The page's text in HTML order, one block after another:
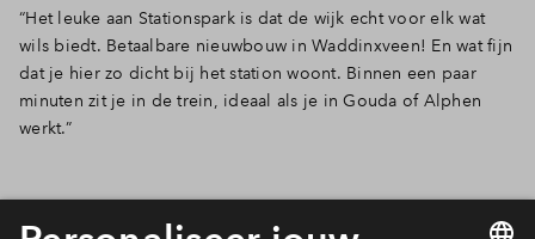
“Het leuke aan Stationspark is dat de wijk echt voor elk wat
wils biedt. Betaalbare nieuwbouw in Waddinxveen! En wat fijn
dat je hier zo dicht bij het station woont. Binnen een paar
minuten zit je in de trein, ideaal als je in Gouda of Alphen
werkt.”